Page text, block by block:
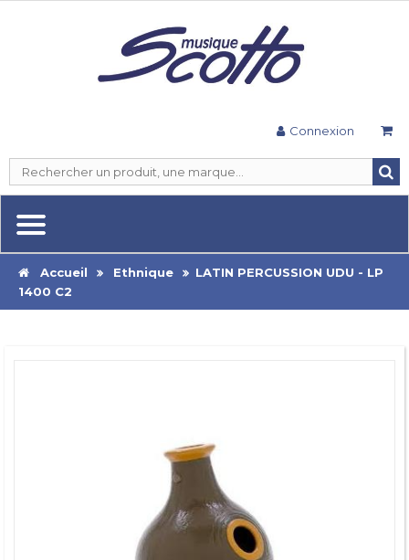
Connexion
Accueil Ethnique
LATIN PERCUSSION UDU - LP
1400 C2